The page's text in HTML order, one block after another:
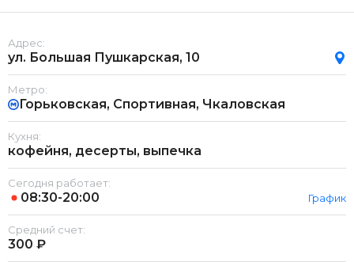
Адрес:
ул. Большая Пушкарская, 10
Метро:
Горьковская, Спортивная, Чкаловская
Кухня:
кофейня, десерты, выпечка
Сегодня работает:
08:30-20:00 График
Средний счет:
300 ₽